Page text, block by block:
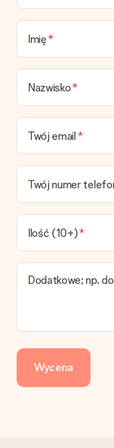
zwykłego przelewu
dni przedłużenia
aby zamówienie
wybrać Przelew
Otrzymano
Co zrobić, jeśli
Czy faktura jest
Żaden rachunek lub
Faktura zostanie
Możesz ją również
możesz wysłać
prawdziwą
Imię
Nazwisko
Twój email
Twój numer
Ilość (10+)
Dodatkowe; np.
Wycena